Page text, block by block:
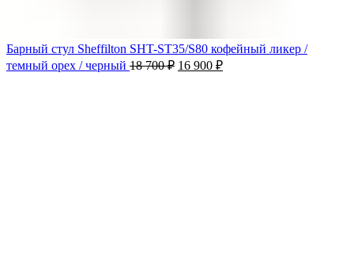
Барный стул Sheffilton SHT-ST35/S80 кофейный ликер /
темный орех / черный 18 700₽ 16 900 ₽